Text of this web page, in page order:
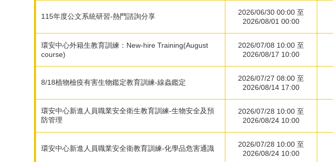
115年度公文系統研習-熱門諮詢分享
2026/06/30 00:00 至
2026/08/01 00:00
環安中心外籍生教育訓練：New-hire Training(August
course)
2026/07/08 10:00 至
2026/08/17 10:00
8/18植物檢疫有害生物鑑定教育訓練-線蟲鑑定
2026/07/27 08:00 至
2026/08/14 17:00
環安中心新進人員職業安全衛生教育訓練-生物安全及預
防管理
2026/07/28 10:00 至
2026/08/24 10:00
環安中心新進人員職業安全衛教育訓練-化學品危害通識
2026/07/28 10:00 至
2026/08/24 10:00